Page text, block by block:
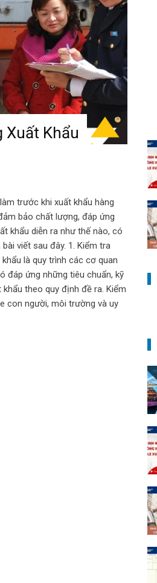
Xuất Khẩu
trước khi xuất khẩu hàng
bảo chất lượng, đáp ứng
khẩu diễn ra như thế nào, có
viết sau đây. 1. Kiểm tra
là quy trình các cơ quan
đáp ứng những tiêu chuẩn, kỹ
theo quy định đề ra. Kiểm
con người, môi trường và uy